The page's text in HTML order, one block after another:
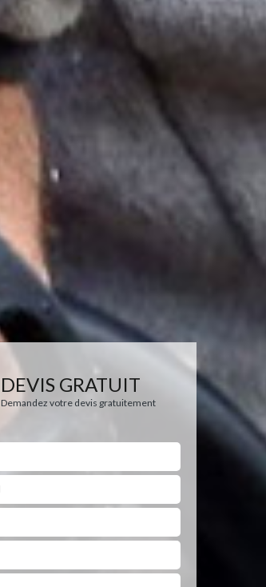
DEVIS GRATUIT
Demandez votre devis gratuitement